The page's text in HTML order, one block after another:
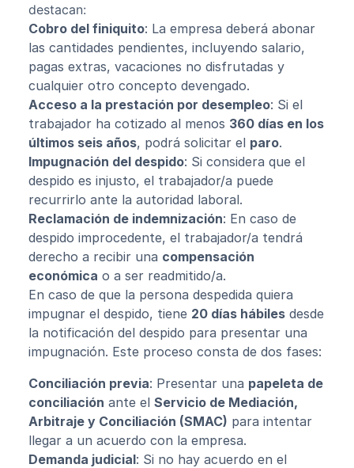
destacan:
Cobro del finiquito: La empresa deberá abonar
las cantidades pendientes, incluyendo salario,
pagas extras, vacaciones no disfrutadas y
cualquier otro concepto devengado.
Acceso a la prestación por desempleo: Si el
trabajador ha cotizado al menos 360 días en los
últimos seis años, podrá solicitar el paro.
Impugnación del despido: Si considera que el
despido es injusto, el trabajador/a puede
recurrirlo ante la autoridad laboral.
Reclamación de indemnización: En caso de
despido improcedente, el trabajador/a tendrá
derecho a recibir una compensación
económica o a ser readmitido/a.
En caso de que la persona despedida quiera
impugnar el despido, tiene 20 días hábiles desde
la notificación del despido para presentar una
impugnación. Este proceso consta de dos fases:
Conciliación previa: Presentar una papeleta de
conciliación ante el Servicio de Mediación,
Arbitraje y Conciliación (SMAC) para intentar
llegar a un acuerdo con la empresa.
Demanda judicial: Si no hay acuerdo en el